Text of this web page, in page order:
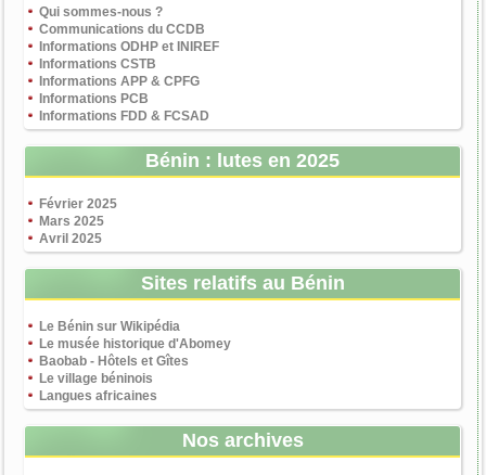
Qui sommes-nous ?
Communications du CCDB
Informations ODHP et INIREF
Informations CSTB
Informations APP & CPFG
Informations PCB
Informations FDD & FCSAD
Bénin : lutes en 2025
Février 2025
Mars 2025
Avril 2025
Sites relatifs au Bénin
Le Bénin sur Wikipédia
Le musée historique d'Abomey
Baobab - Hôtels et Gîtes
Le village béninois
Langues africaines
Nos archives